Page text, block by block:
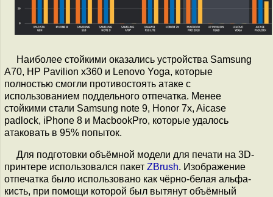
Наиболее стойкими оказались устройства Samsung
A70, HP Pavilion x360 и Lenovo Yoga, которые
полностью смогли противостоять атаке с
использованием поддельного отпечатка. Менее
стойкими стали Samsung note 9, Honor 7x, Aicase
padlock, iPhone 8 и MacbookPro, которые удалось
атаковать в 95% попыток.
Для подготовки объёмной модели для печати на 3D-
принтере использовался пакет ZBrush. Изображение
отпечатка было использовано как чёрно-белая альфа-
кисть, при помощи которой был вытянут объёмный